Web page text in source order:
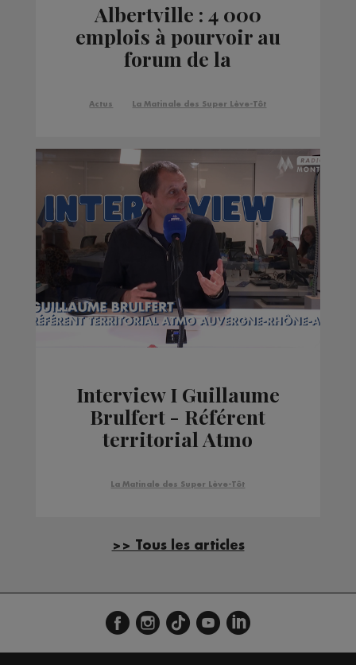
Albertville : 4 000
emplois à pourvoir au
forum de la
aujourd'hui
Actus La Matinale des Super Lève-Tôt
Interview I Guillaume
Brulfert - Référent
territorial Atmo
La Matinale des Super Lève-Tôt
>> Tous les articles